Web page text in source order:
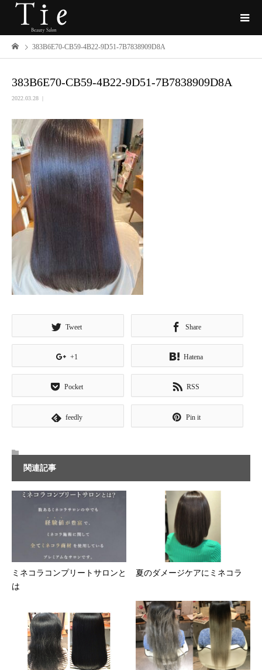
383B6E70-CB59-4B22-9D51-7B7838909D8A
383B6E70-CB59-4B22-9D51-7B7838909D8A
2022.03.28
Tweet Share
+1 Hatena
Pocket RSS
feedly Pin it
関連記事
ミネコラコンプリートサロンと
は
夏のダメージケアにミネコラ